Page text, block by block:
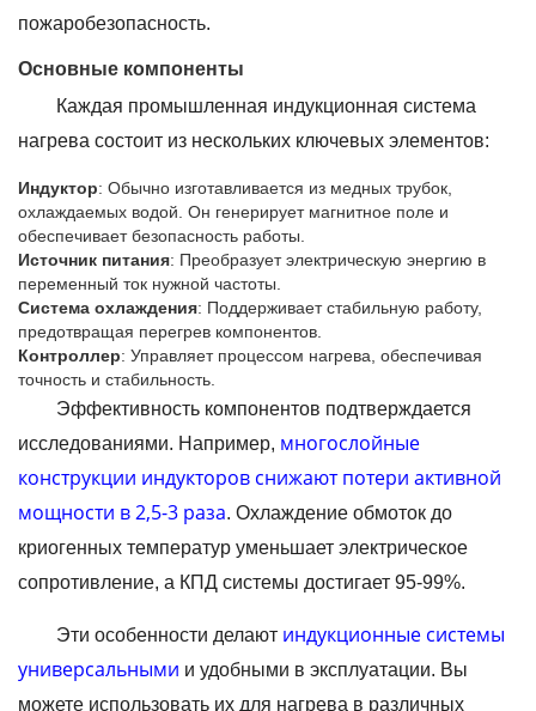
пожаробезопасность.
Основные компоненты
Каждая промышленная индукционная система
нагрева состоит из нескольких ключевых элементов:
Индуктор: Обычно изготавливается из медных трубок,
охлаждаемых водой. Он генерирует магнитное поле и
обеспечивает безопасность работы.
Источник питания: Преобразует электрическую энергию в
переменный ток нужной частоты.
Система охлаждения: Поддерживает стабильную работу,
предотвращая перегрев компонентов.
Контроллер: Управляет процессом нагрева, обеспечивая
точность и стабильность.
Эффективность компонентов подтверждается
исследованиями. Например, многослойные
конструкции индукторов снижают потери активной
мощности в 2,5-3 раза. Охлаждение обмоток до
криогенных температур уменьшает электрическое
сопротивление, а КПД системы достигает 95-99%.
Эти особенности делают индукционные системы
универсальными и удобными в эксплуатации. Вы
можете использовать их для нагрева в различных